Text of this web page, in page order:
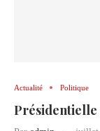
Actualité Politique
Présidentielle